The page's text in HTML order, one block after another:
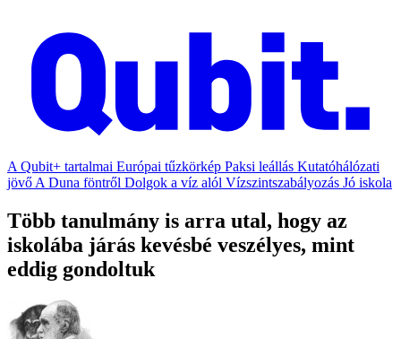
A Qubit+ tartalmai Európai tűzkörkép Paksi leállás Kutatóhálózati
jövő A Duna föntről Dolgok a víz alól Vízszintszabályozás Jó iskola
Több tanulmány is arra utal, hogy az
iskolába járás kevésbé veszélyes, mint
eddig gondoltuk